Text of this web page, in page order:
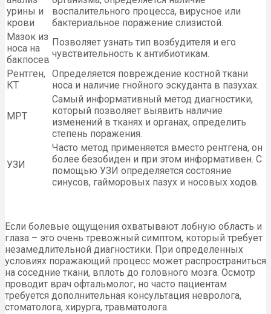
урины и
крови
воспалительного процесса, вирусное или
бактериальное поражение слизистой.
Мазок из
носа на
бакпосев
Позволяет узнать тип возбудителя и его
чувствительность к антибиотикам.
Рентген,
КТ
Определяется повреждение костной ткани
носа и наличие гнойного эскуданта в пазухах.
МРТ
Самый информативный метод диагностики,
который позволяет выявить наличие
изменений в тканях и органах, определить
степень поражения.
УЗИ
Часто метод применяется вместо рентгена, он
более безобиден и при этом информативен. С
помощью УЗИ определяется состояние
синусов, гайморовых пазух и носовых ходов.
Если болевые ощущения охватывают лобную область и
глаза – это очень тревожный симптом, который требует
незамедлительной диагностики. При определенных
условиях поражающий процесс может распространиться
на соседние ткани, вплоть до головного мозга. Осмотр
проводит врач офтальмолог, но часто пациентам
требуется дополнительная консультация невролога,
стоматолога, хирурга, травматолога.